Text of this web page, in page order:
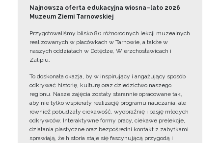
Najnowsza oferta edukacyjna wiosna–lato 2026
Muzeum Ziemi Tarnowskiej
Przygotowaliśmy blisko 80 różnorodnych lekcji muzealnych
realizowanych w placówkach w Tarnowie, a także w
naszych oddziałach w Dołędze, Wierzchosławicach i
Zalipiu.
To doskonała okazja, by w inspirujący i angażujący sposób
odkrywać historię, kulturę oraz dziedzictwo naszego
regionu. Nasze zajęcia zostały starannie opracowane tak,
aby nie tylko wspierały realizację programu nauczania, ale
również pobudzały ciekawość, wyobraźnię i pasję młodych
odkrywców. Interaktywne formy pracy, ciekawe prelekcje,
działania plastyczne oraz bezpośredni kontakt z zabytkami
sprawiają, że historia staje się fascynującą przygodą i